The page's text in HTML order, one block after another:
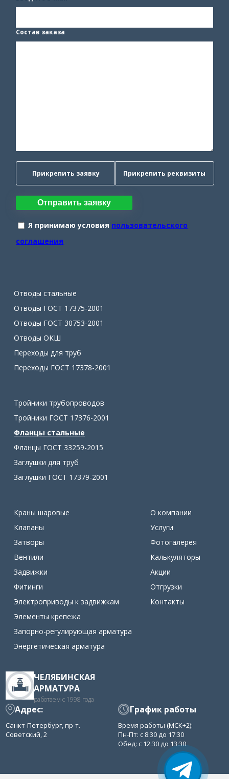
Состав заказа
Прикрепить заявку Прикрепить реквизиты
Отправить заявку
Я принимаю условия пользовательского
соглашения
Отводы стальные
Отводы ГОСТ 17375-2001
Отводы ГОСТ 30753-2001
Отводы ОКШ
Переходы для труб
Переходы ГОСТ 17378-2001
Тройники трубопроводов
Тройники ГОСТ 17376-2001
Фланцы стальные
Фланцы ГОСТ 33259-2015
Заглушки для труб
Заглушки ГОСТ 17379-2001
Краны шаровые
Клапаны
Затворы
Вентили
Задвижки
Фитинги
Электроприводы к задвижкам
Элементы крепежа
Запорно-регулирующая арматура
Энергетическая арматура
О компании
Услуги
Фотогалерея
Калькуляторы
Акции
Отгрузки
Контакты
ЧЕЛЯБИНСКАЯ
АРМАТУРА
работаем с 1998 года
Адрес:
Санкт-Петербург, пр-т.
Советский, 2
График работы
Время работы (МСК+2):
Пн-Пт: с 8:30 до 17:30
Обед: с 12:30 до 13:30